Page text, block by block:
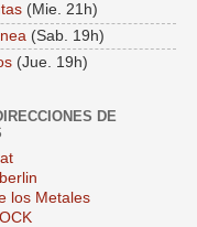
(Mie. 21h)
(Sab. 19h)
(Jue. 19h)
DE
los Metales